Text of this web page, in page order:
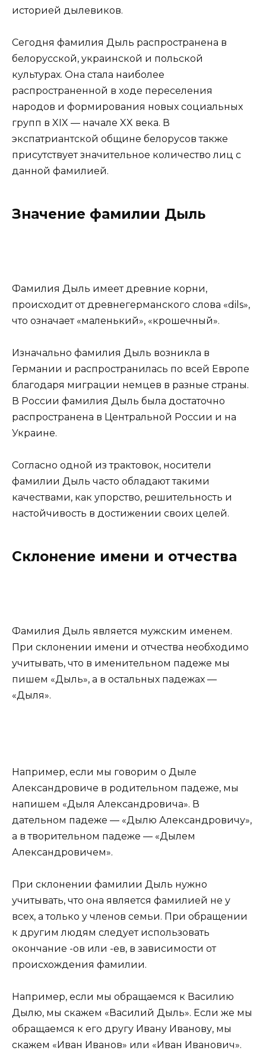
историей дылевиков.
Сегодня фамилия Дыль распространена в
белорусской, украинской и польской
культурах. Она стала наиболее
распространенной в ходе переселения
народов и формирования новых социальных
групп в XIX — начале XX века. В
экспатриантской общине белорусов также
присутствует значительное количество лиц с
данной фамилией.
Значение фамилии Дыль
Фамилия Дыль имеет древние корни,
происходит от древнегерманского слова «dils»,
что означает «маленький», «крошечный».
Изначально фамилия Дыль возникла в
Германии и распространилась по всей Европе
благодаря миграции немцев в разные страны.
В России фамилия Дыль была достаточно
распространена в Центральной России и на
Украине.
Согласно одной из трактовок, носители
фамилии Дыль часто обладают такими
качествами, как упорство, решительность и
настойчивость в достижении своих целей.
Склонение имени и отчества
Фамилия Дыль является мужским именем.
При склонении имени и отчества необходимо
учитывать, что в именительном падеже мы
пишем «Дыль», а в остальных падежах —
«Дыля».
Например, если мы говорим о Дыле
Александровиче в родительном падеже, мы
напишем «Дыля Александровича». В
дательном падеже — «Дылю Александровичу»,
а в творительном падеже — «Дылем
Александровичем».
При склонении фамилии Дыль нужно
учитывать, что она является фамилией не у
всех, а только у членов семьи. При обращении
к другим людям следует использовать
окончание -ов или -ев, в зависимости от
происхождения фамилии.
Например, если мы обращаемся к Василию
Дылю, мы скажем «Василий Дыль». Если же мы
обращаемся к его другу Ивану Иванову, мы
скажем «Иван Иванов» или «Иван Иванович».